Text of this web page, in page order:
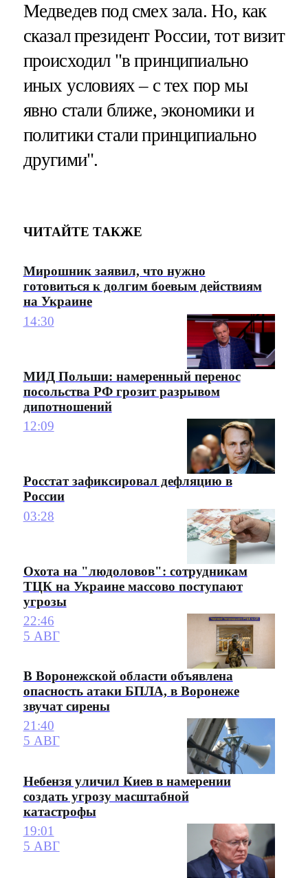
Медведев под смех зала. Но, как
сказал президент России, тот визит
происходил "в принципиально
иных условиях – с тех пор мы
явно стали ближе, экономики и
политики стали принципиально
другими".
ЧИТАЙТЕ ТАКЖЕ
Мирошник заявил, что нужно
готовиться к долгим боевым действиям
на Украине
14:30
МИД Польши: намеренный перенос
посольства РФ грозит разрывом
дипотношений
12:09
Росстат зафиксировал дефляцию в
России
03:28
Охота на "людоловов": сотрудникам
ТЦК на Украине массово поступают
угрозы
22:46
5 АВГ
В Воронежской области объявлена
опасность атаки БПЛА, в Воронеже
звучат сирены
21:40
5 АВГ
Небензя уличил Киев в намерении
создать угрозу масштабной
катастрофы
19:01
5 АВГ